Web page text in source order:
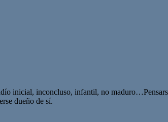
inicial, inconcluso, infantil, no
dueño de sí.